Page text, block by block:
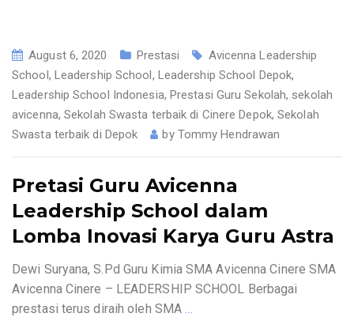
August 6, 2020 Prestasi
Avicenna Leadership
School, Leadership School, Leadership School Depok,
Leadership School Indonesia, Prestasi Guru Sekolah, sekolah
avicenna,Sekolah Swasta terbaik di Cinere Depok,Sekolah
Swasta terbaik di Depok
by Tommy Hendrawan
Pretasi Guru Avicenna
Leadership School dalam
Lomba Inovasi Karya Guru Astra
Dewi Suryana, S.Pd Guru Kimia SMA Avicenna Cinere SMA
Avicenna Cinere – LEADERSHIP SCHOOL Berbagai
prestasi terus diraih oleh SMA